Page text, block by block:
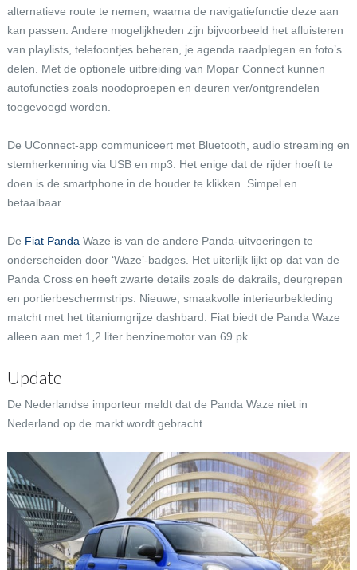
alternatieve route te nemen, waarna de navigatiefunctie deze aan
kan passen. Andere mogelijkheden zijn bijvoorbeeld het afluisteren
van playlists, telefoontjes beheren, je agenda raadplegen en foto’s
delen. Met de optionele uitbreiding van Mopar Connect kunnen
autofuncties zoals noodoproepen en deuren ver/ontgrendelen
toegevoegd worden.
De UConnect-app communiceert met Bluetooth, audio streaming en
stemherkenning via USB en mp3. Het enige dat de rijder hoeft te
doen is de smartphone in de houder te klikken. Simpel en
betaalbaar.
De Fiat Panda Waze is van de andere Panda-uitvoeringen te
onderscheiden door ‘Waze’-badges. Het uiterlijk lijkt op dat van de
Panda Cross en heeft zwarte details zoals de dakrails, deurgrepen
en portierbeschermstrips. Nieuwe, smaakvolle interieurbekleding
matcht met het titaniumgrijze dashbard. Fiat biedt de Panda Waze
alleen aan met 1,2 liter benzinemotor van 69 pk.
Update
De Nederlandse importeur meldt dat de Panda Waze niet in
Nederland op de markt wordt gebracht.